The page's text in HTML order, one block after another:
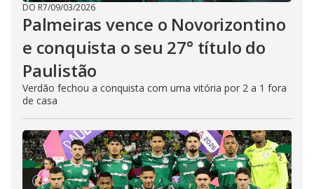
DO R7/09/03/2026
Palmeiras vence o Novorizontino
e conquista o seu 27° título do
Paulistão
Verdão fechou a conquista com uma vitória por 2 a 1 fora
de casa